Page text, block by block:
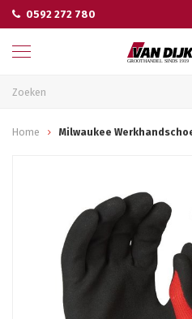
0592 272 780
Home Milwaukee